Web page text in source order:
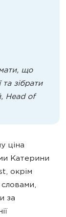
що
зібрати
Head of
ціна
Катерини
окрім
за